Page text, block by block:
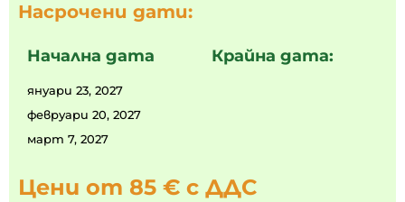
Насрочени дати:
Начална дата
януари 23, 2027
февруари 20, 2027
март 7, 2027
Крайна дата:
Цени от 85 € с ДДС